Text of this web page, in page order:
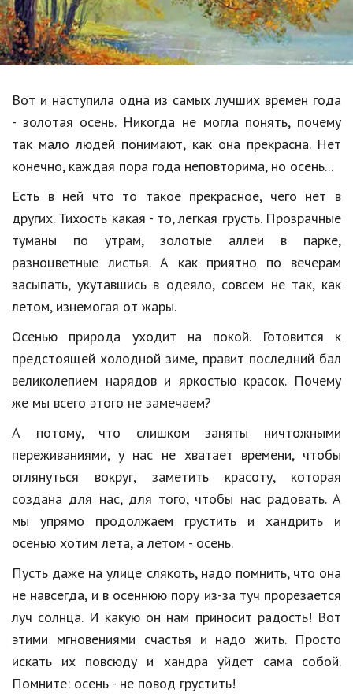
Образование
В мире
Авто, мото
Спорт
Знаменитости
Статьи
Обзоры
Рецепты
Hi-Tech. Интернет
Авто, мото
Недвижимость
Спорт и фитнес
Психология и отношения
Творчество и рукоделие
Разное
Работа и бизнес
Животные
Еда и напитки
Вот и наступила одна из самых лучших времен года
- золотая осень. Никогда не могла понять, почему
так мало людей понимают, как она прекрасна. Нет
конечно, каждая пора года неповторима, но осень...
Есть в ней что то такое прекрасное, чего нет в
других. Тихость какая - то, легкая грусть. Прозрачные
туманы по утрам, золотые аллеи в парке,
разноцветные листья. А как приятно по вечерам
засыпать, укутавшись в одеяло, совсем не так, как
летом, изнемогая от жары.
Осенью природа уходит на покой. Готовится к
предстоящей холодной зиме, правит последний бал
великолепием нарядов и яркостью красок. Почему
же мы всего этого не замечаем?
А потому, что слишком заняты ничтожными
переживаниями, у нас не хватает времени, чтобы
оглянуться вокруг, заметить красоту, которая
создана для нас, для того, чтобы нас радовать. А
мы упрямо продолжаем грустить и хандрить и
осенью хотим лета, а летом - осень.
Пусть даже на улице слякоть, надо помнить, что она
не навсегда, и в осеннюю пору из-за туч прорезается
луч солнца. И какую он нам приносит радость! Вот
этими мгновениями счастья и надо жить. Просто
искать их повсюду и хандра уйдет сама собой.
Помните: осень - не повод грустить!